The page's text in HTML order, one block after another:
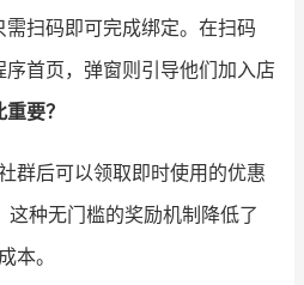
社群交流
设计服务商
数据通服务
扫码即可完成绑定。在扫码
首页，弹窗则引导他们加入店
要？
群后可以领取即时使用的优惠
种无门槛的奖励机制降低了
本。